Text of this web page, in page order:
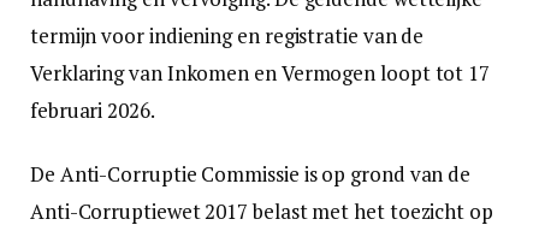
termijn voor indiening en registratie van de
Verklaring van Inkomen en Vermogen loopt tot 17
februari 2026.
De Anti-Corruptie Commissie is op grond van de
Anti-Corruptiewet 2017 belast met het toezicht op